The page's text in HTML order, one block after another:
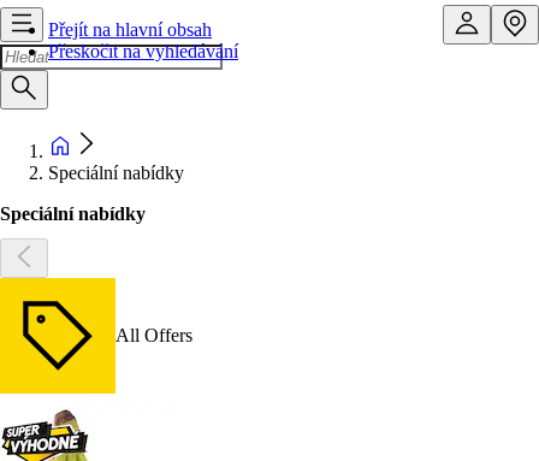
Přejít na hlavní obsah
Přeskočit na vyhledávání
Speciální nabídky
Speciální nabídky
All Offers